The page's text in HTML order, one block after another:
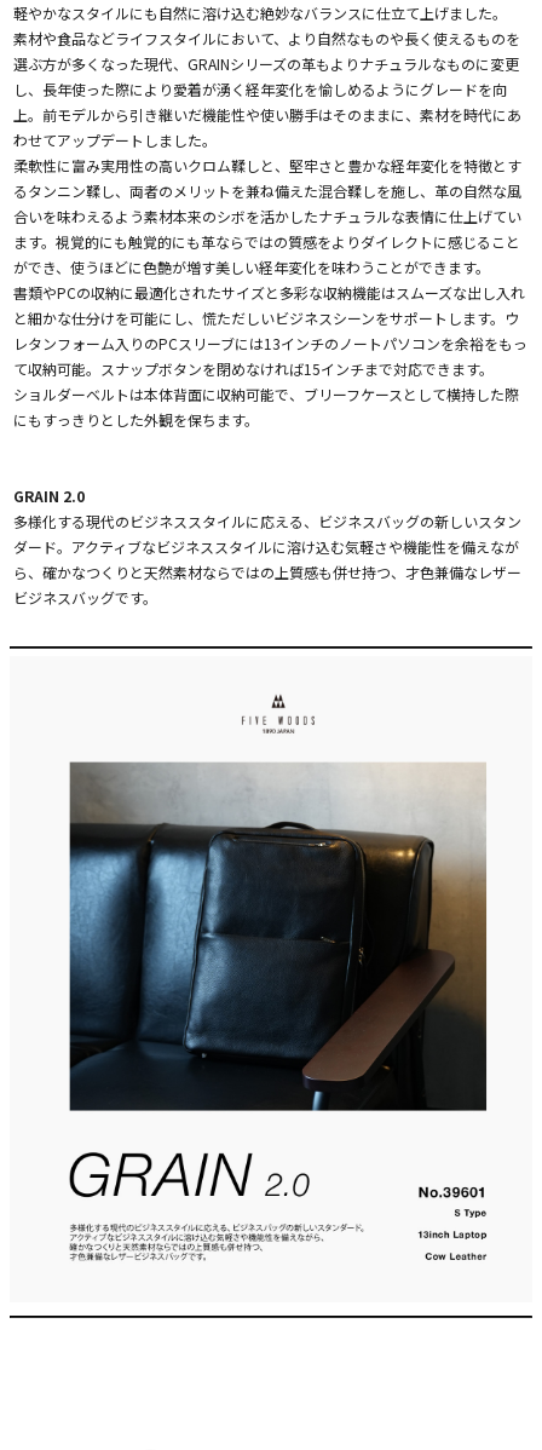
軽やかなスタイルにも自然に溶け込む絶妙なバランスに仕立て上げました。
素材や食品などライフスタイルにおいて、より自然なものや長く使えるものを
選ぶ方が多くなった現代、GRAINシリーズの革もよりナチュラルなものに変更
し、長年使った際により愛着が湧く経年変化を愉しめるようにグレードを向
上。前モデルから引き継いだ機能性や使い勝手はそのままに、素材を時代にあ
わせてアップデートしました。
柔軟性に富み実用性の高いクロム鞣しと、堅牢さと豊かな経年変化を特徴とす
るタンニン鞣し、両者のメリットを兼ね備えた混合鞣しを施し、革の自然な風
合いを味わえるよう素材本来のシボを活かしたナチュラルな表情に仕上げてい
ます。視覚的にも触覚的にも革ならではの質感をよりダイレクトに感じること
ができ、使うほどに色艶が増す美しい経年変化を味わうことができます。
書類やPCの収納に最適化されたサイズと多彩な収納機能はスムーズな出し入れ
と細かな仕分けを可能にし、慌ただしいビジネスシーンをサポートします。ウ
レタンフォーム入りのPCスリーブには13インチのノートパソコンを余裕をもっ
て収納可能。スナップボタンを閉めなければ15インチまで対応できます。
ショルダーベルトは本体背面に収納可能で、ブリーフケースとして横持した際
にもすっきりとした外観を保ちます。
GRAIN 2.0
多様化する現代のビジネススタイルに応える、ビジネスバッグの新しいスタン
ダード。アクティブなビジネススタイルに溶け込む気軽さや機能性を備えなが
ら、確かなつくりと天然素材ならではの上質感も併せ持つ、才色兼備なレザー
ビジネスバッグです。